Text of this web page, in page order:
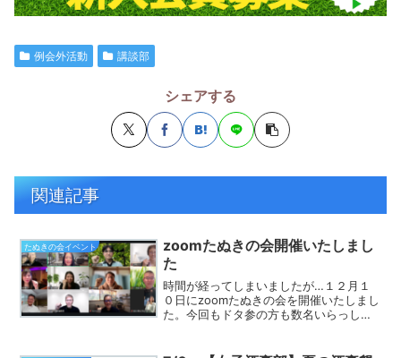
例会外活動 講談部
シェアする
関連記事
たぬきの会イベント
zoomたぬきの会開催いたしまし
た
時間が経ってしまいましたが…１２月１
０日にzoomたぬきの会を開催いたしまし
た。今回もドタ参の方も数名いらっしゃ